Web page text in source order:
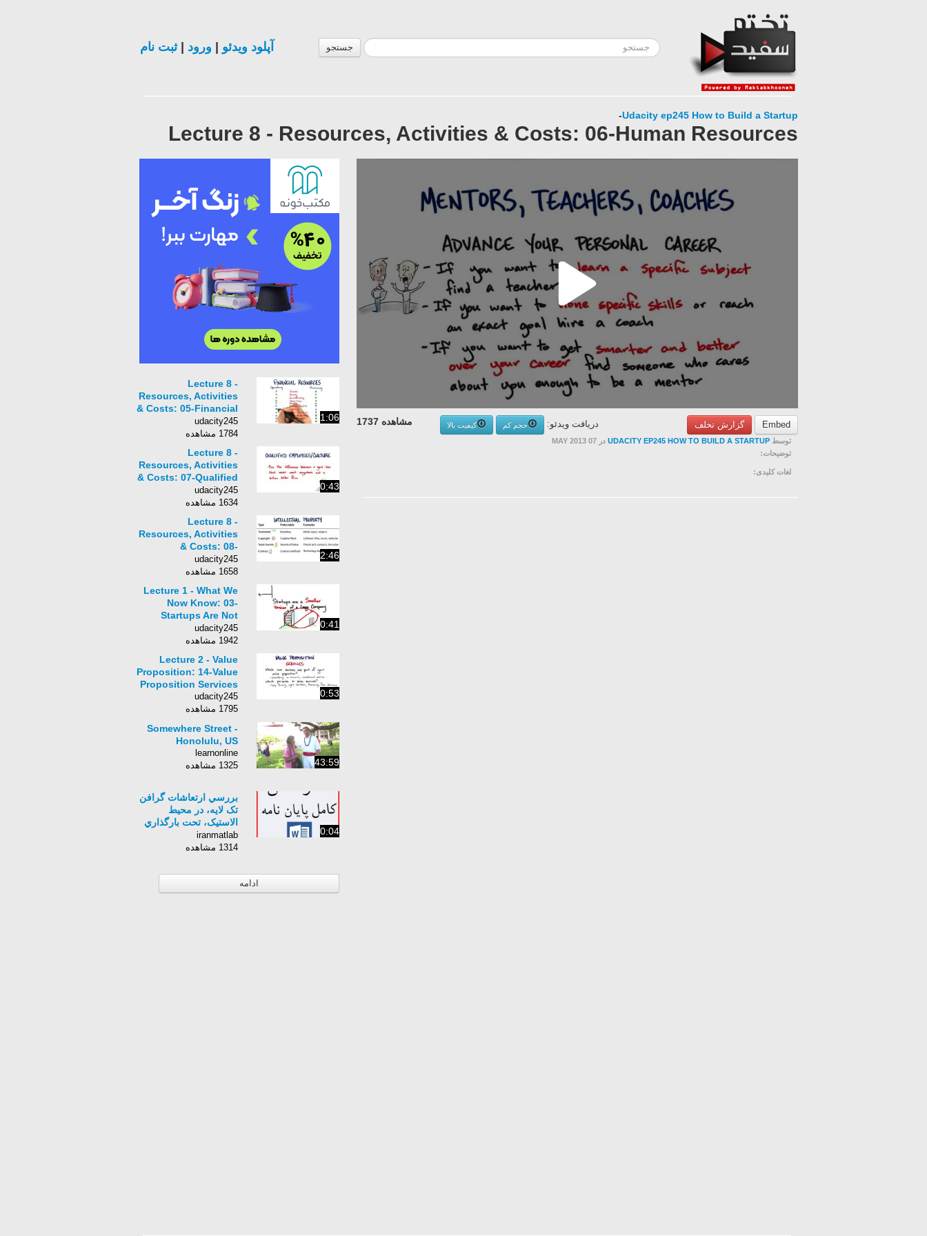
جستجو آپلود ویدئو ورود |ثبت نام
Udacity ep245 How to Build a Startup
-
Lecture 8 - Resources, Activities & Costs: 06-Human Resources
Embed گزارش تخلف مشاهده 1737 دریافت ویدئو: حجم کم
کیفیت بالا
توسط UDACITY EP245 HOW TO BUILD A STARTUP در 07 MAY 2013
توضیحات:
لغات کلیدی:
1:06
Lecture 8 -
Resources, Activities
& Costs: 05-Financial
Resources Quiz
Solution
udacity245
1784 مشاهده
0:43
Lecture 8 -
Resources, Activities
& Costs: 07-Qualified
Employees And
Culture
udacity245
1634 مشاهده
2:46
Lecture 8 -
Resources, Activities
& Costs: 08-
Intellectual Property
Overview
udacity245
1658 مشاهده
0:41
Lecture 1 - What We
Now Know: 03-
Startups Are Not
Smaller Versions Of
Large Companies
udacity245
1942 مشاهده
0:53
Lecture 2 - Value
Proposition: 14-Value
Proposition Services
udacity245
1795 مشاهده
43:59
Somewhere Street -
Honolulu, US
learnonline
1325 مشاهده
0:04
بررسي ارتعاشات گرافن
تک لايه، در محیط
الاستيک، تحت بارگذاري
فشاري دومحوره
iranmatlab
1314 مشاهده
ادامه